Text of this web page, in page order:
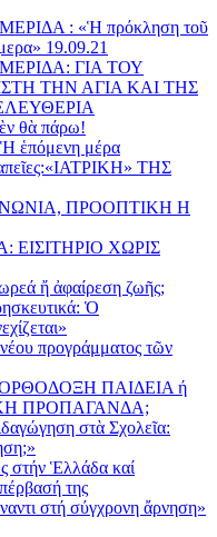
: «Ἡ πρόκληση τοῦ
19.09.21
ΓΙΑ ΤΟΥ
ΤΗΝ ΑΓΙΑ ΚΑΙ ΤΗΣ
θὰ πάρω!
ἑπόμενη μέρα
«ΙΑΤΡΙΚΗ» ΤΗΣ
ΠΡΟΟΠΤΙΚΗ Η
ΧΩΡΙΣ
ἤ ἀφαίρεση ζωῆς;
Ὁ
προγράμματος τῶν
ΠΑΙΔΕΙΑ ή
ΠΡΟΠΑΓΑΝΔΑ;
στὰ Σχολεῖα:
στήν Ἑλλάδα καί
της
στή σύγχρονη ἄρνηση»